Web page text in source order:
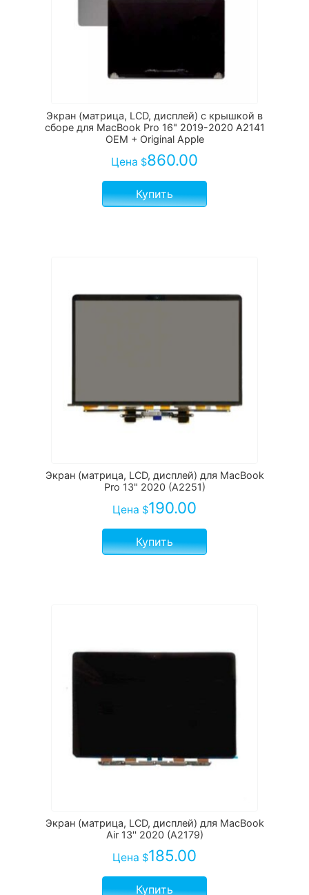
Экран (матрица, LCD, дисплей) с крышкой в
сборе для MacBook Pro 16" 2019-2020 A2141
OEM + Original Apple
Цена $860.00
Купить
Экран (матрица, LCD, дисплей) для MacBook
Pro 13" 2020 (A2251)
Цена $190.00
Купить
Экран (матрица, LCD, дисплей) для MacBook
Air 13'' 2020 (A2179)
Цена $185.00
Купить